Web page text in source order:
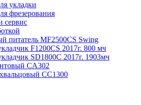
укладки
фрезерования
сервис
питатель MF2500CS Swing
F1200CS 2017г. 800 мч
SD1800C 2017г. 1903мч
CA302
CC1300